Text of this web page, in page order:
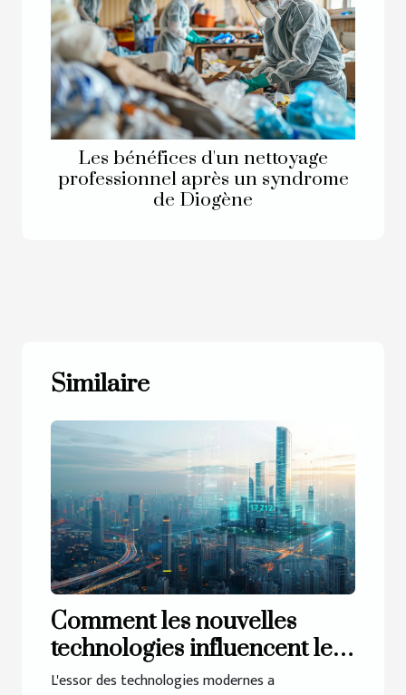
Les bénéfices d'un nettoyage
professionnel après un syndrome
de Diogène
Similaire
Comment les nouvelles
technologies influencent le
marché immobilier
L'essor des technologies modernes a